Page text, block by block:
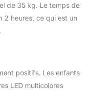
de 35 kg. Le temps de
2 heures, ce qui est un
positifs. Les enfants
LED multicolores